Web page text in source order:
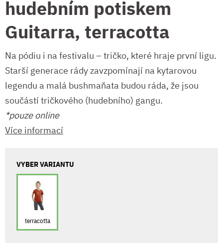
hudebním potiskem
Guitarra, terracotta
Na pódiu i na festivalu – tričko, které hraje první ligu.
Starší generace rády zavzpomínají na kytarovou
legendu a malá bushmaňata budou ráda, že jsou
součástí tričkového (hudebního) gangu.
*pouze online
Více informací
VYBER VARIANTU
terracotta